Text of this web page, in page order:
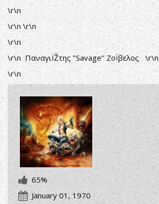
\r\n
\r\n \r\n
\r\n
\r\n ΠαναγιÏŽτης ’’Savage’’ ΖοÏβελος \r\n
\r\n
65%
January 01, 1970